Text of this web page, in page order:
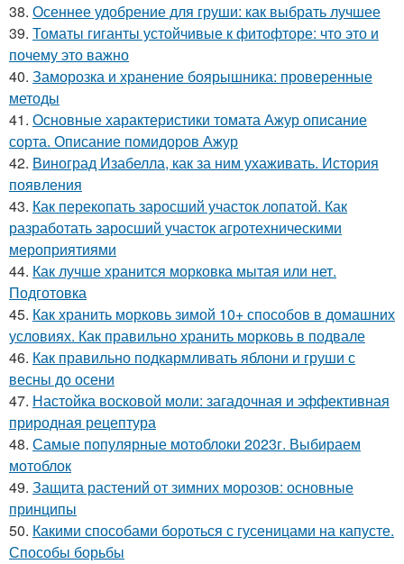
38. Осеннее удобрение для груши: как выбрать лучшее
39. Томаты гиганты устойчивые к фитофторе: что это и
почему это важно
40. Заморозка и хранение боярышника: проверенные
методы
41. Основные характеристики томата Ажур описание
сорта. Описание помидоров Ажур
42. Виноград Изабелла, как за ним ухаживать. История
появления
43. Как перекопать заросший участок лопатой. Как
разработать заросший участок агротехническими
мероприятиями
44. Как лучше хранится морковка мытая или нет.
Подготовка
45. Как хранить морковь зимой 10+ способов в домашних
условиях. Как правильно хранить морковь в подвале
46. Как правильно подкармливать яблони и груши с
весны до осени
47. Настойка восковой моли: загадочная и эффективная
природная рецептура
48. Самые популярные мотоблоки 2023г. Выбираем
мотоблок
49. Защита растений от зимних морозов: основные
принципы
50. Какими способами бороться с гусеницами на капусте.
Способы борьбы